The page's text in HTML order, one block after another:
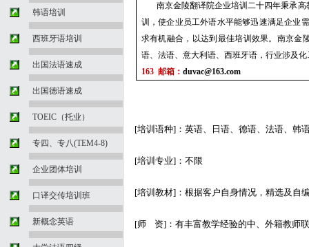
韩语培训
西班牙语培训
出国法语速成
出国德语速成
TOEIC（托业）
专四、专八(TEM4-8)
企业团体培训
口译交传培训班
新概念英语
南京金陵翻译院企业培训二十四年秉承
训，使企业员工外语水平能够迅速满足企业
求有机融合，以达到最佳培训效果。南京金
语、法语、意大利语、西班牙语，行业涉及
163 邮箱： duvac@163.com
[培训语种]：英语、日语、德语、法语、韩
[培训专业]：不限
[培训教材]：根据客户自身情况，精选及自
[师 资]：有丰富教学经验的中、外籍教师